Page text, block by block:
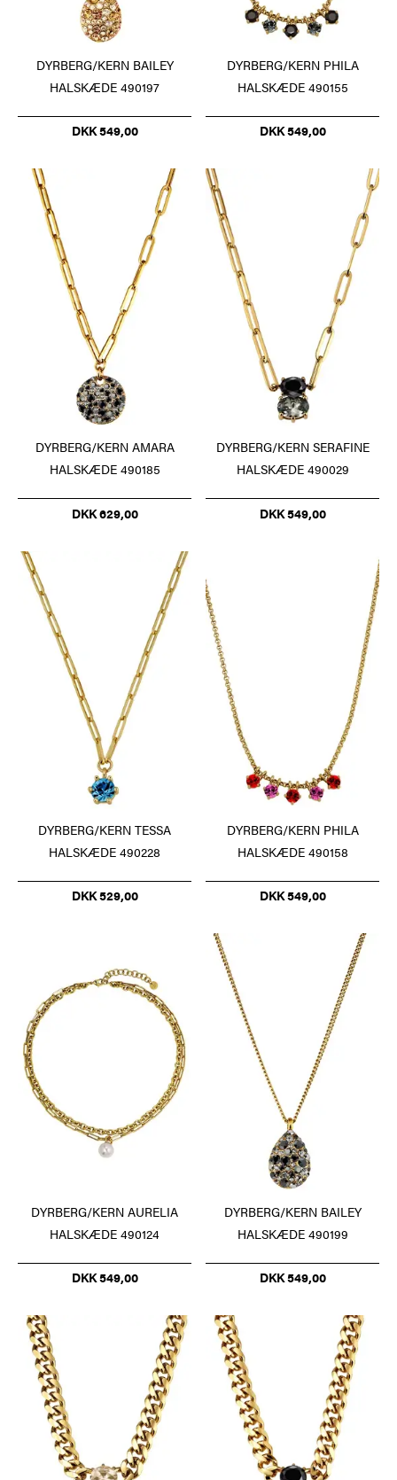
DYRBERG/KERN BAILEY
HALSKÆDE 490197
DKK 549,00
DYRBERG/KERN PHILA
HALSKÆDE 490155
DKK 549,00
DYRBERG/KERN AMARA
HALSKÆDE 490185
DKK 629,00
DYRBERG/KERN SERAFINE
HALSKÆDE 490029
DKK 549,00
DYRBERG/KERN TESSA
HALSKÆDE 490228
DKK 529,00
DYRBERG/KERN PHILA
HALSKÆDE 490158
DKK 549,00
DYRBERG/KERN AURELIA
HALSKÆDE 490124
DKK 549,00
DYRBERG/KERN BAILEY
HALSKÆDE 490199
DKK 549,00